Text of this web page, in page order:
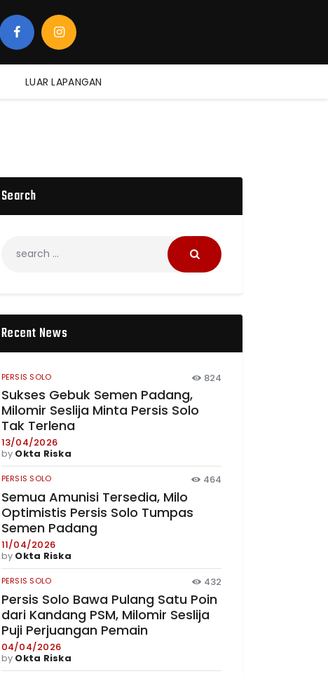
LUAR LAPANGAN
Search
Recent News
PERSIS SOLO 824
Sukses Gebuk Semen Padang,
Milomir Seslija Minta Persis Solo
Tak Terlena
13/04/2026
by Okta Riska
PERSIS SOLO 464
Semua Amunisi Tersedia, Milo
Optimistis Persis Solo Tumpas
Semen Padang
11/04/2026
by Okta Riska
PERSIS SOLO 432
Persis Solo Bawa Pulang Satu Poin
dari Kandang PSM, Milomir Seslija
Puji Perjuangan Pemain
04/04/2026
by Okta Riska